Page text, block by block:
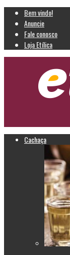
Bem vindo!
Anuncie
Fale conosco
Loja Etílica
Cachaça